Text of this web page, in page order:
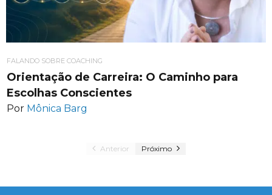
FALANDO SOBRE COACHING
Orientação de Carreira: O Caminho para
Escolhas Conscientes
Por Mônica Barg
Anterior Próximo